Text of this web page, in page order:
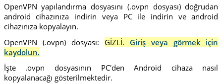
OpenVPN yapılandırma dosyasını (.ovpn dosyası) doğrudan
android cihazınıza indirin veya PC ile indirin ve android
cihazınıza kopyalayın.
OpenVPN (.ovpn) dosyası:
GİZLİ. Giriş veya görmek için
kaydolun.
İşte .ovpn dosyasının PC'den Android cihaza nasıl
kopyalanacağı gösterilmektedir.